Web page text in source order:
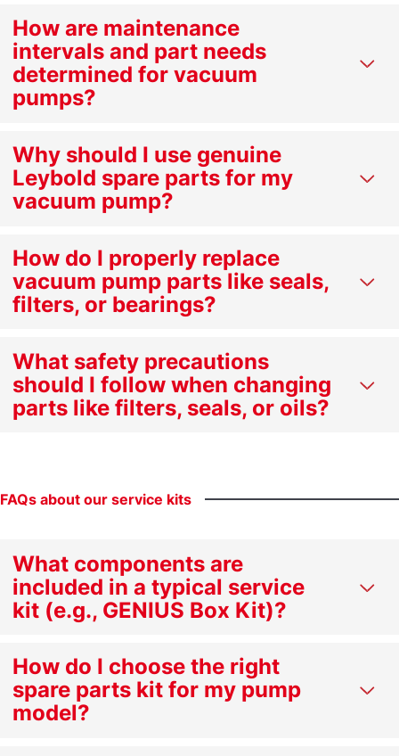
How are maintenance
intervals and part needs
determined for vacuum
pumps?
Why should I use genuine
Leybold spare parts for my
vacuum pump?
How do I properly replace
vacuum pump parts like seals,
filters, or bearings?
What safety precautions
should I follow when changing
parts like filters, seals, or oils?
FAQs about our service kits
What components are
included in a typical service
kit (e.g., GENIUS Box Kit)?
How do I choose the right
spare parts kit for my pump
model?